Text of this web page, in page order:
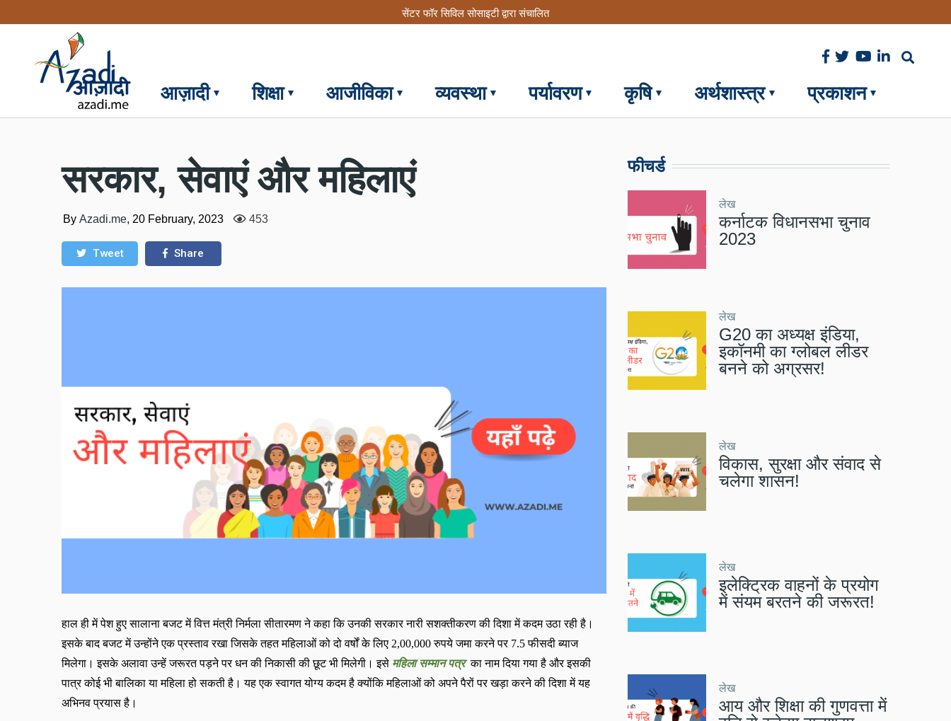
to
content
सेंटर फॉर सिविल सोसाइटी द्वारा संचालित
आज़ादी शिक्षा आजीविका व्यवस्था पर्यावरण कृषि अर्थशास्त्र प्रकाशन
सरकार, सेवाएं और महिलाएं
By Azadi.me, 20 February, 2023 453
Tweet Share
हाल ही में पेश हुए सालाना बजट में वित्त मंत्री निर्मला सीतारमण ने कहा कि उनकी सरकार नारी सशक्तीकरण की दिशा में कदम उठा रही है।
इसके बाद बजट में उन्होंने एक प्रस्ताव रखा जिसके तहत महिलाओं को दो वर्षों के लिए 2,00,000रुपये जमा करने पर 7.5फीसदी ब्याज
मिलेगा। इसके अलावा उन्हें जरूरत पड़ने पर धन की निकासी की छूट भी मिलेगी।इसे महिला सम्मान पत्र का नाम दिया गया है और इसकी
पात्र कोई भी बालिका या महिला हो सकती है। यह एक स्वागत योग्य कदम है क्योंकि महिलाओं को अपने पैरों पर खड़ा करने की दिशा में यह
अभिनव प्रयास है।
फीचर्ड
लेख
कर्नाटक विधानसभा चुनाव
2023
लेख
G20 का अध्यक्ष इंडिया,
इकॉनमी का ग्लोबल लीडर
बनने को अग्रसर!
लेख
विकास, सुरक्षा और संवाद से
चलेगा शासन!
लेख
इलेक्ट्रिक वाहनों के प्रयोग
में संयम बरतने की जरूरत!
लेख
आय और शिक्षा की गुणवत्ता में